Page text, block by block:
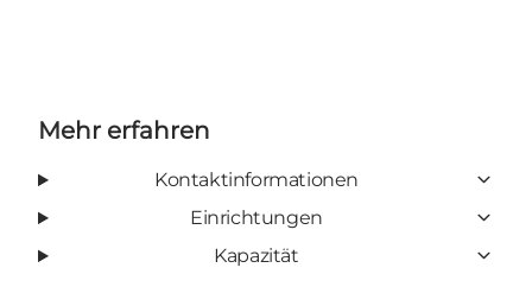
Mehr erfahren
Kontaktinformationen
Einrichtungen
Kapazität